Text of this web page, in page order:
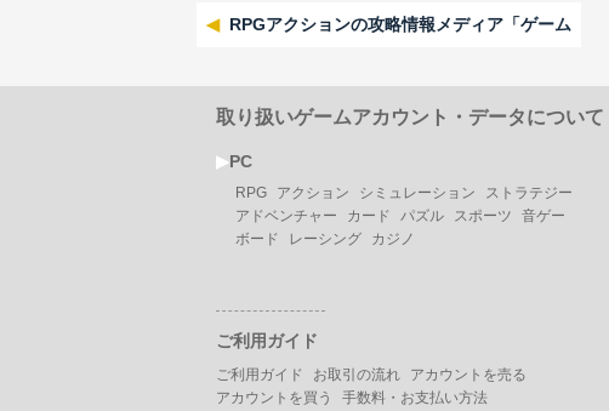
RPGアクションの攻略情報メディア「ゲーム
取り扱いゲームアカウント・データについて
▶︎PC
RPG アクション シミュレーション
ストラテジー
アドベンチャー
カード パズル スポーツ
音ゲー
ボード
レーシング カジノ
ご利用ガイド
ご利用ガイド お取引の流れ
アカウントを売る
アカウントを買う
手数料・お支払い方法